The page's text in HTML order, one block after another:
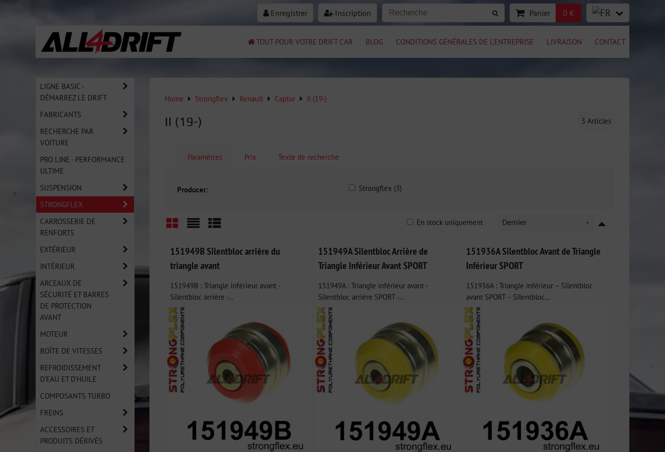
Enregistrer Inscription Panier 0 €
TOUT POUR VOTRE DRIFT CAR BLOG CONDITIONS GÉNÉRALES DE L'ENTREPRISE LIVRAISON CONTACT
Home Strongflex Renault Captur II (19-)
II (19-) 3 Articles
Paramètres Prix Texte de recherche
Producer: Strongflex (3)
Dernier
En stock uniquement
151949B Silentbloc arrière du
triangle avant
151949B : Triangle inférieur avant -
Silentbloc arrière -...
151949A Silentbloc Arrière de
Triangle Inférieur Avant SPORT
151949A : Triangle inférieur avant -
Silentbloc arrière SPORT -...
151936A Silentbloc Avant de Triangle
Inférieur SPORT
151936A : Triangle inférieur – Silentbloc
avant SPORT – Silentbloc...
LIGNE BASIC -
DÉMARREZ LE DRIFT
FABRICANTS
RECHERCHE PAR
VOITURE
PRO LINE - PERFORMANCE
ULTIME
SUSPENSION
STRONGFLEX
CARROSSERIE DE
RENFORTS
EXTÉRIEUR
INTÉRIEUR
ARCEAUX DE
SÉCURITÉ ET BARRES
DE PROTECTION
AVANT
MOTEUR
BOÎTE DE VITESSES
REFROIDISSEMENT
D'EAU ET D'HUILE
COMPOSANTS TURBO
FREINS
ACCESSOIRES ET
PRODUITS DÉRIVÉS